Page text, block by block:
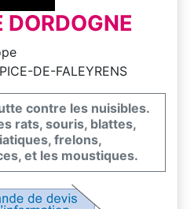
DORDOGNE
DE-FALEYRENS
contre les nuisibles.
rats, souris, blattes,
frelons,
et les moustiques.